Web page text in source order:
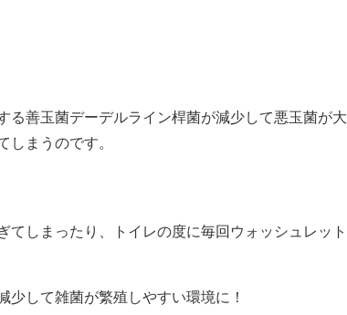
る善玉菌デーデルライン桿菌が減少して悪玉菌が大
しまうのです。
しまったり、トイレの度に毎回ウォッシュレット
して雑菌が繁殖しやすい環境に！